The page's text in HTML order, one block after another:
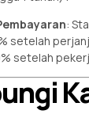
:
setelah
setelah